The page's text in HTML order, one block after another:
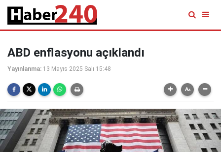
ABD enflasyonu açıklandı
Yayınlanma: 13 Mayıs 2025 Salı 15:48